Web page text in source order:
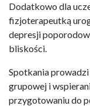
Dodatkowo dla
fizjoterapeutką
depresji
bliskości.
Spotkania
grupowej i
przygotowaniu do